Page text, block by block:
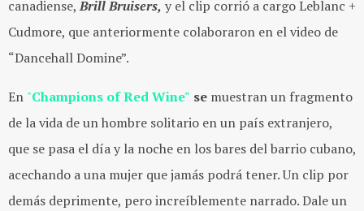
canadiense,Brill Bruisers, y el clip corrió a cargo Leblanc +
Cudmore, que anteriormente colaboraron en el video de
“Dancehall Domine”.
En "Champions of Red Wine" se muestran un fragmento
de la vida de un hombre solitario en un país extranjero,
que se pasa el día y la noche en los bares del barrio cubano,
acechando a una mujer que jamás podrá tener. Un clip por
demás deprimente, pero increíblemente narrado. Dale un